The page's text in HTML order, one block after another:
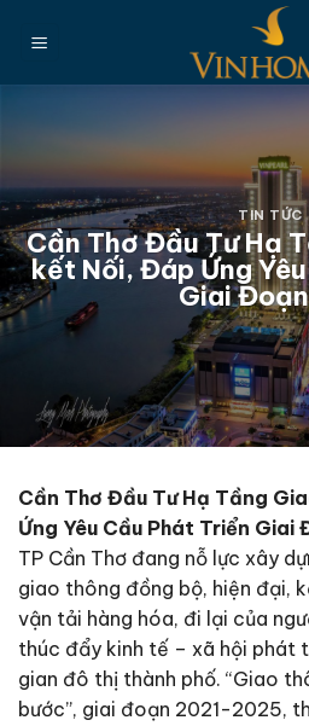
đến
TIN TỨC
Cần Thơ Đầu Tư Hạ
kết Nối, Đáp Ứng
Giai
Cần Thơ Đầu Tư Hạ Tầng
Ứng Yêu Cầu Phát Triển Giai
TP Cần Thơ đang nỗ lực xây
giao thông đồng bộ, hiện đại,
vận tải hàng hóa, đi lại của
thúc đẩy kinh tế – xã hội phát
gian đô thị thành phố. “Giao
bước”, giai đoạn 2021-2025,